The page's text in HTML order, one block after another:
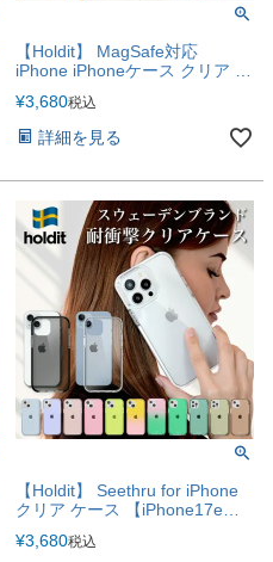
【Holdit】 MagSafe対応
iPhone iPhoneケース クリア ケ
iPhone17e iPhone17
iPhone17Pro iPhoneAir
iPhone17ProMax
¥3,680税込
詳細を見る
【Holdit】 Seethru for iPhone
クリア ケース 【iPhone17e・
¥3,680税込